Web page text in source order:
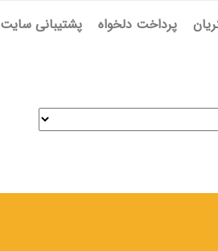
پرداخت دلخواه پشتیبانی سایت